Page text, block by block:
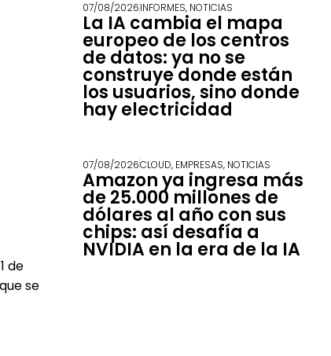
de
se
07/08/2026INFORMES, NOTICIAS
La IA cambia el mapa
europeo de los centros
de datos: ya no se
construye donde están
los usuarios, sino donde
hay electricidad
07/08/2026CLOUD, EMPRESAS, NOTICIAS
Amazon ya ingresa más
de 25.000 millones de
dólares al año con sus
chips: así desafía a
NVIDIA en la era de la IA